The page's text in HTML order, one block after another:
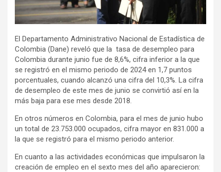
El Departamento Administrativo Nacional de Estadística de
Colombia (Dane) reveló que la tasa de desempleo para
Colombia durante junio fue de 8,6%, cifra inferior a la que
se registró en el mismo periodo de 2024 en 1,7 puntos
porcentuales, cuando alcanzó una cifra del 10,3%. La cifra
de desempleo de este mes de junio se convirtió así en la
más baja para ese mes desde 2018.
En otros números en Colombia, para el mes de junio hubo
un total de 23.753.000 ocupados, cifra mayor en 831.000 a
la que se registró para el mismo periodo anterior.
En cuanto a las actividades económicas que impulsaron la
creación de empleo en el sexto mes del año aparecieron: